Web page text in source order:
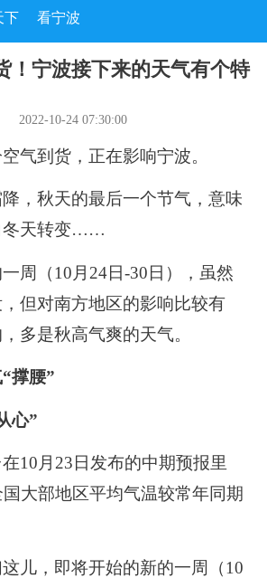
下 看宁波
！宁波接下来的天气有个特
2022-10-24 07:30:00
空气到货，正在影响宁波。
，秋天的最后一个节气，意味
天转变……
周（10月24日-30日），虽然
但对南方地区的影响比较有
多是秋高气爽的天气。
撑腰”
心”
10月23日发布的中期预报里
大部地区平均气温较常年同期
儿，即将开始的新的一周（10